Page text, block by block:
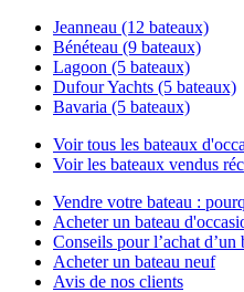
Jeanneau (12 bateaux)
Bénéteau (9 bateaux)
Lagoon (5 bateaux)
Dufour Yachts (5 bateaux)
Bavaria (5 bateaux)
Voir tous les bateaux
Voir les bateaux vendus
Vendre votre bateau :
Acheter un bateau
Conseils pour l’achat d’un
Acheter un bateau neuf
Avis de nos clients